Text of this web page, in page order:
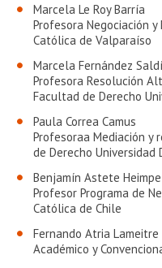
Marcela Le Roy Barría
Profesora Negociación y
Católica de Valparaíso
Marcela Fernández
Profesora Resolución
Facultad de Derecho
Paula Correa Camus
Profesoraa Mediación y
de Derecho Universidad
Benjamín Astete
Profesor Programa de
Católica de Chile
Fernando Atria Lameitre
Académico y